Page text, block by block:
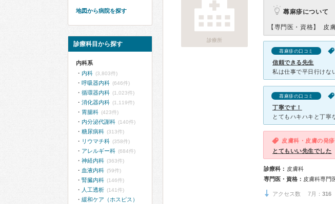
診療所
蕁麻疹について
【専門医・資格】 皮
蕁麻疹の口コミ
信頼できる先生
蕁麻疹の口コミ
丁寧です！
皮膚科・皮膚の発
とてもいい先生でした
診療科： 皮膚科
専門医・資格： 皮膚科専門
アクセス数 7月： 316
地図から病院を探す
診療科目から探す
内科系
内科 (3,803件)
呼吸器内科 (646件)
循環器内科 (1,023件)
消化器内科 (1,119件)
胃腸科 (423件)
内分泌代謝科 (140件)
糖尿病科 (313件)
リウマチ科 (358件)
アレルギー科 (684件)
神経内科 (363件)
血液内科 (59件)
腎臓内科 (146件)
人工透析 (141件)
緩和ケア（ホスピス）